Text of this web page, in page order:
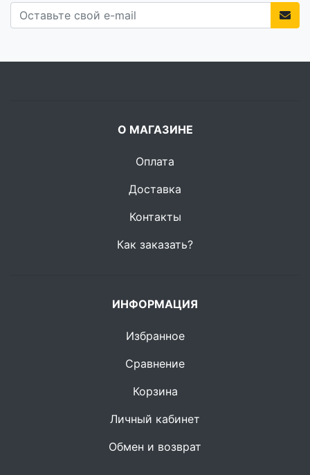
О МАГАЗИНЕ
Оплата
Доставка
Контакты
Как заказать?
ИНФОРМАЦИЯ
Избранное
Сравнение
Корзина
Личный кабинет
Обмен и возврат